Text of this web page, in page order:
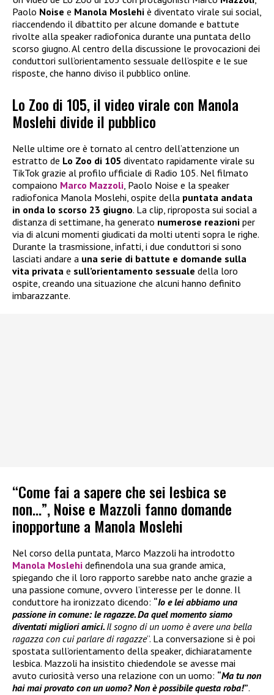
Paolo Noise e Manola Moslehi è diventato virale sui social,
riaccendendo il dibattito per alcune domande e battute
rivolte alla speaker radiofonica durante una puntata dello
scorso giugno. Al centro della discussione le provocazioni dei
conduttori sull’orientamento sessuale dell’ospite e le sue
risposte, che hanno diviso il pubblico online.
Lo Zoo di 105, il video virale con Manola
Moslehi divide il pubblico
Nelle ultime ore è tornato al centro dell’attenzione un
estratto de Lo Zoo di 105 diventato rapidamente virale su
TikTok grazie al profilo ufficiale di Radio 105. Nel filmato
compaiono Marco Mazzoli , Paolo Noise e la speaker
radiofonica Manola Moslehi, ospite della puntata andata
in onda lo scorso 23 giugno. La clip, riproposta sui social a
distanza di settimane, ha generato numerose reazioni per
via di alcuni momenti giudicati da molti utenti sopra le righe.
Durante la trasmissione, infatti, i due conduttori si sono
lasciati andare a una serie di battute e domande sulla
vita privata e sull’orientamento sessuale della loro
ospite, creando una situazione che alcuni hanno definito
imbarazzante.
“Come fai a sapere che sei lesbica se
non…”, Noise e Mazzoli fanno domande
inopportune a Manola Moslehi
Nel corso della puntata, Marco Mazzoli ha introdotto
Manola Moslehi definendola una sua grande amica,
spiegando che il loro rapporto sarebbe nato anche grazie a
una passione comune, ovvero l’interesse per le donne. Il
conduttore ha ironizzato dicendo: “Io e lei abbiamo una
passione in comune: le ragazze. Da quel momento siamo
diventati migliori amici. Il sogno di un uomo è avere una bella
ragazza con cui parlare di ragazze”. La conversazione si è poi
spostata sull’orientamento della speaker, dichiaratamente
lesbica. Mazzoli ha insistito chiedendole se avesse mai
avuto curiosità verso una relazione con un uomo: “Ma tu non
hai mai provato con un uomo? Non è possibile questa roba!”.